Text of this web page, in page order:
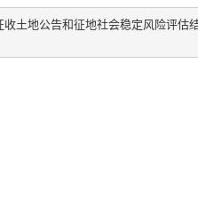
土地公告和征地社会稳定风险评估